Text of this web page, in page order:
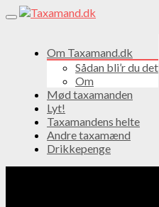
Toggle
Om Taxamand.dk
Sådan bli’r du det
Om
Mød taxamanden
Lyt!
Taxamandens helte
Andre taxamænd
Drikkepenge